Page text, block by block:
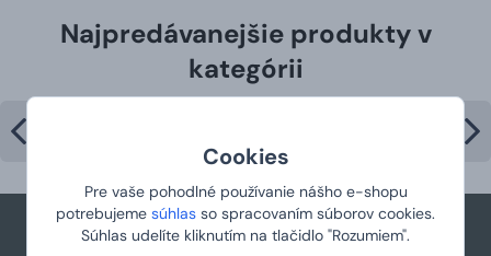
Cookies
Pre vaše pohodlné používanie nášho e-shopu
potrebujeme súhlas so spracovaním súborov cookies.
Súhlas udelíte kliknutím na tlačidlo "Rozumiem".
Najpredávanejšie produkty v
kategórii